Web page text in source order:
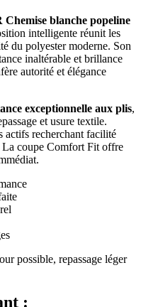
blanche popeline
intelligente réunit les
du polyester moderne. Son
inaltérable et brillance
autorité et élégance
exceptionnelle aux plis,
et usure textile.
actifs recherchant facilité
La coupe Comfort Fit offre
possible, repassage léger
: